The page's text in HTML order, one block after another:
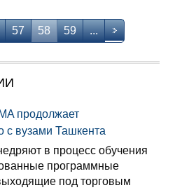
57 58 59 ...
продолжает
с вузами Ташкента
в процесс обучения
программные
под торговым